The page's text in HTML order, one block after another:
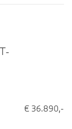
€ 36.890,-